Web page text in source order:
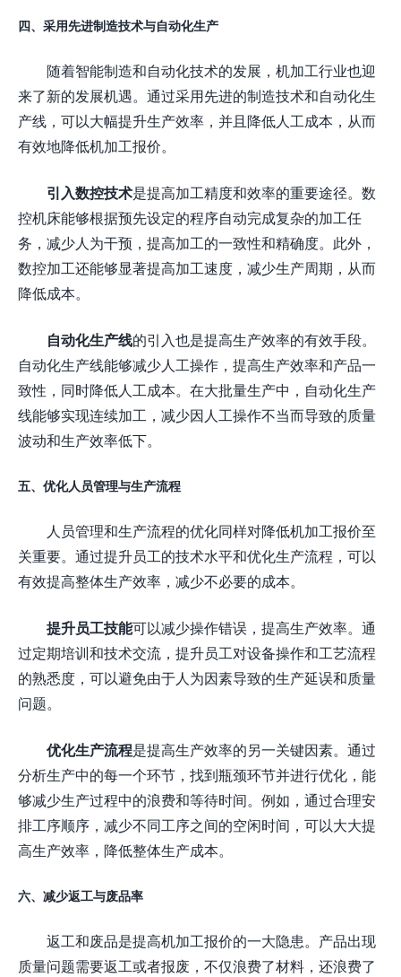
四、采用先进制造技术与自动化生产
随着智能制造和自动化技术的发展，机加工行业也迎
来了新的发展机遇。通过采用先进的制造技术和自动化生
产线，可以大幅提升生产效率，并且降低人工成本，从而
有效地降低机加工报价。
引入数控技术是提高加工精度和效率的重要途径。数
控机床能够根据预先设定的程序自动完成复杂的加工任
务，减少人为干预，提高加工的一致性和精确度。此外，
数控加工还能够显著提高加工速度，减少生产周期，从而
降低成本。
自动化生产线的引入也是提高生产效率的有效手段。
自动化生产线能够减少人工操作，提高生产效率和产品一
致性，同时降低人工成本。在大批量生产中，自动化生产
线能够实现连续加工，减少因人工操作不当而导致的质量
波动和生产效率低下。
五、优化人员管理与生产流程
人员管理和生产流程的优化同样对降低机加工报价至
关重要。通过提升员工的技术水平和优化生产流程，可以
有效提高整体生产效率，减少不必要的成本。
提升员工技能可以减少操作错误，提高生产效率。通
过定期培训和技术交流，提升员工对设备操作和工艺流程
的熟悉度，可以避免由于人为因素导致的生产延误和质量
问题。
优化生产流程是提高生产效率的另一关键因素。通过
分析生产中的每一个环节，找到瓶颈环节并进行优化，能
够减少生产过程中的浪费和等待时间。例如，通过合理安
排工序顺序，减少不同工序之间的空闲时间，可以大大提
高生产效率，降低整体生产成本。
六、减少返工与废品率
返工和废品是提高机加工报价的一大隐患。产品出现
质量问题需要返工或者报废，不仅浪费了材料，还浪费了